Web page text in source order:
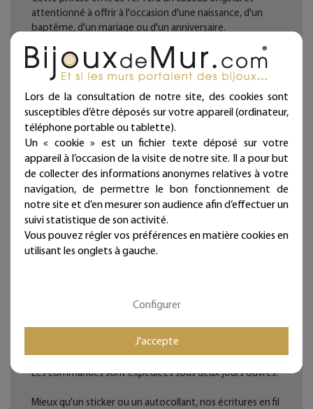
attentionné à offrir à l'occasion d'une naissance, d'un
baptême, d'un mariage ou d'un anniversaire.
Ces écritures en fil de fer sont à punaiser. Donnez une
autre dimension à vos murs et jouez sur les effets en
disposant les lignes de cette citation murale au grès de
vos envies et de votre humeur, alignées ou
désordonnées.
Décoration d'intérieur en fil de fer recuit noir façonnée à
la main dans notre atelier.
Fabrication française. Artisanat d'art.
Chaque bijou de mur est présenté dans une jolie
pochette prête à offrir et qui atteste sa fabrication
artisanale et française !
Ces articles sont réservés à la décoration d'intérieur.
Tous les Bijoux de Mur sont traités anticorrosion.
Les commandes sont expédiées sous deux jours ouvrés.
Mieux qu'un sticker ou un autocollant, nos écritures en fil
Lors de la consultation de notre site, des cookies sont
susceptibles d’être déposés sur votre appareil (ordinateur,
téléphone portable ou tablette).
Un « cookie » est un fichier texte déposé sur votre
appareil à l’occasion de la visite de notre site. Il a pour but
de collecter des informations anonymes relatives à votre
navigation, de permettre le bon fonctionnement de
notre site et d’en mesurer son audience afin d’effectuer un
suivi statistique de son activité.
Vous pouvez régler vos préférences en matière cookies en
utilisant les onglets à gauche.
Configurer
J'accepte